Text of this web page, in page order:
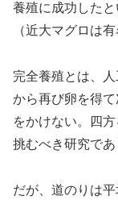
養殖に成功したと
（近大マグロは有
完全養殖とは、
から再び卵を得
をかけない。四
挑むべき研究であ
だが、道のりは